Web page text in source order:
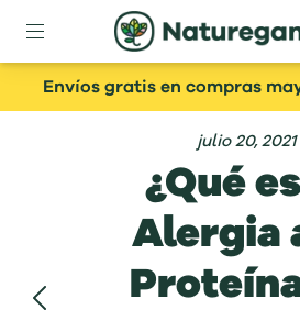
Envíos gratis en compras
julio 20, 2021
¿Qué
Alergia